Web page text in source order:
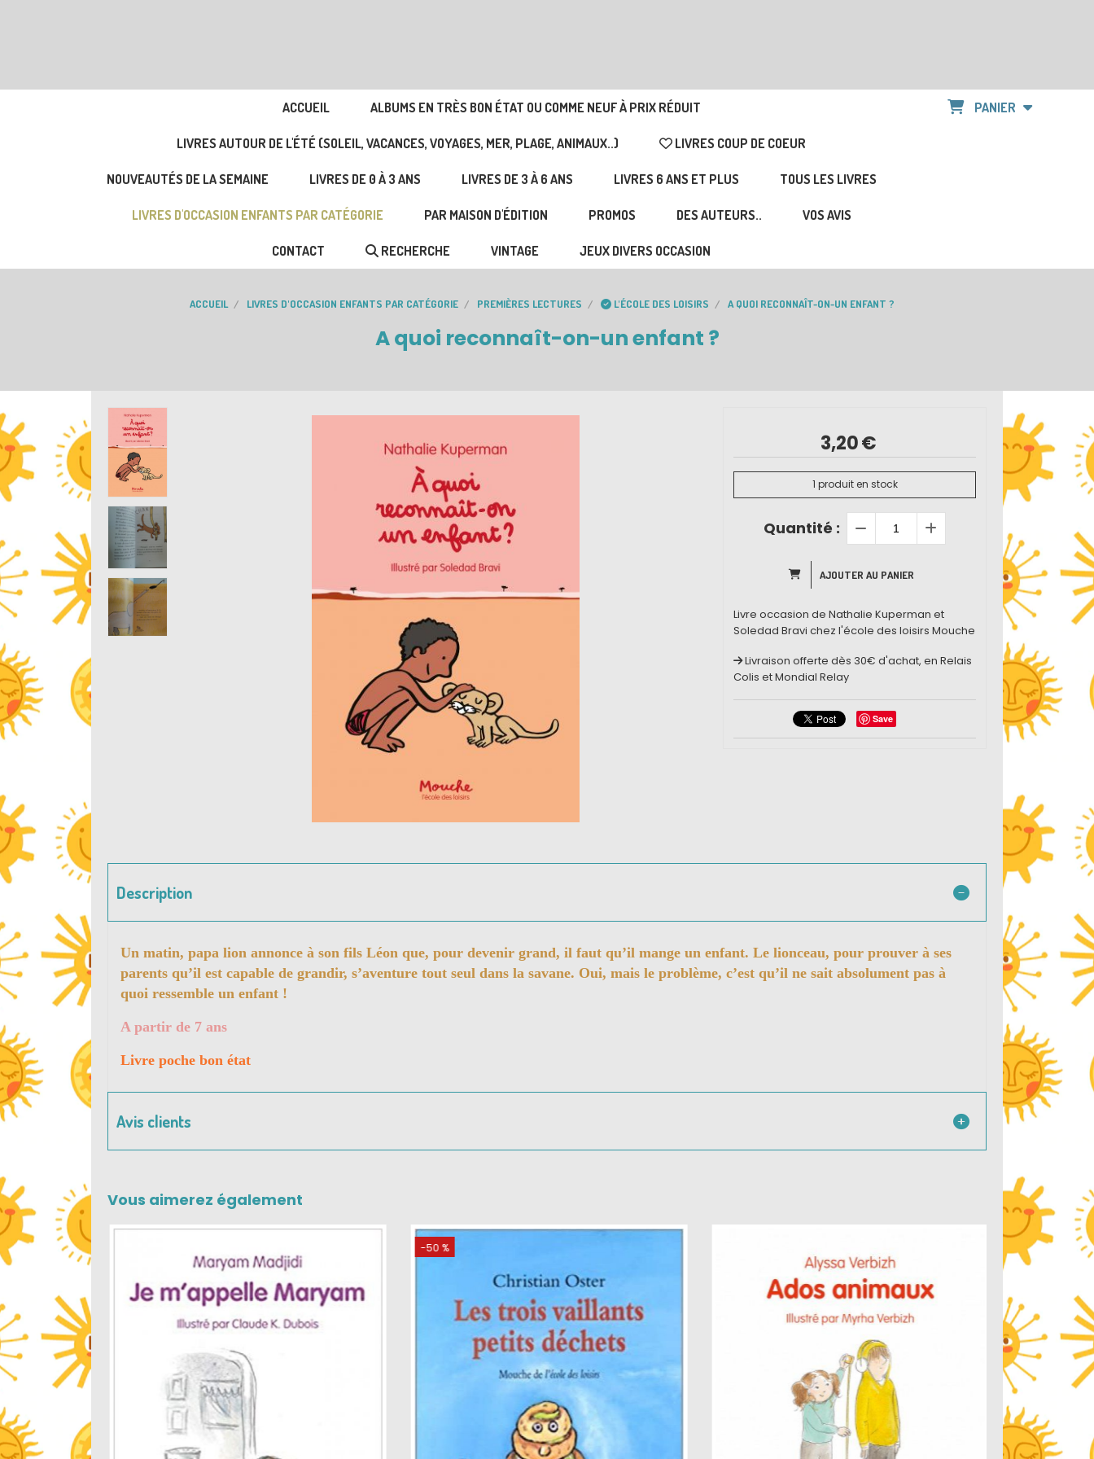
ACCUEIL ALBUMS EN TRÈS BON ÉTAT OU COMME NEUF À PRIX RÉDUIT
LIVRES AUTOUR DE L'ÉTÉ (SOLEIL, VACANCES, VOYAGES, MER, PLAGE, ANIMAUX..) LIVRES COUP DE COEUR
NOUVEAUTÉS DE LA SEMAINE LIVRES DE 0 À 3 ANS LIVRES DE 3 À 6 ANS LIVRES 6 ANS ET PLUS TOUS LES LIVRES
LIVRES D'OCCASION ENFANTS PAR CATÉGORIE PAR MAISON D'ÉDITION PROMOS DES AUTEURS.. VOS AVIS
CONTACT RECHERCHE VINTAGE JEUX DIVERS OCCASION
PANIER
ACCUEIL LIVRES D'OCCASION ENFANTS PAR CATÉGORIE PREMIÈRES LECTURES L'ÉCOLE DES LOISIRS A QUOI RECONNAÎT-ON-UN ENFANT ?
A quoi reconnaît-on-un enfant ?
3,20€
1 produit en stock
Quantité :
AJOUTER AU PANIER
Livre occasion de Nathalie Kuperman et
Soledad Bravi chez l'école des loisirs Mouche
Livraison offerte dès 30€ d'achat, en Relais
Colis et Mondial Relay
Save
Description
Un matin, papa lion annonce à son fils Léon que, pour devenir grand, il faut qu’il mange un enfant. Le lionceau, pour prouver à ses
parents qu’il est capable de grandir, s’aventure tout seul dans la savane. Oui, mais le problème, c’est qu’il ne sait absolument pas à
quoi ressemble un enfant !
A partir de 7 ans
Livre poche bon état
Avis clients
Vous aimerez également
COUP DE COEUR